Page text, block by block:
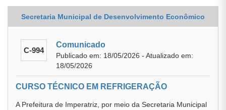
Secretaria Municipal de Desenvolvimento Econômico
C-994
Comunicado
Publicado em: 18/05/2026 - Atualizado em:
18/05/2026
CURSO TÉCNICO EM REFRIGERAÇÃO
A Prefeitura de Imperatriz, por meio da Secretaria Municipal